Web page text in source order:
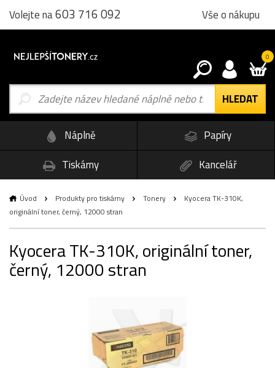
Volejte na603 716 092 Vše o nákupu
0
Náplně
Papíry
Tiskárny
Kancelář
Úvod Produkty pro tiskárny Tonery
Kyocera TK-310K,
originální toner, černý, 12000 stran
Kyocera TK-310K, originální toner,
černý, 12000 stran